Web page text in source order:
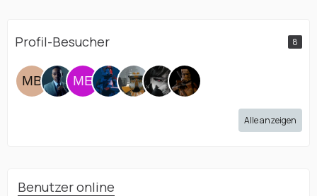
Profil-Besucher 8
Alle anzeigen
Benutzer online